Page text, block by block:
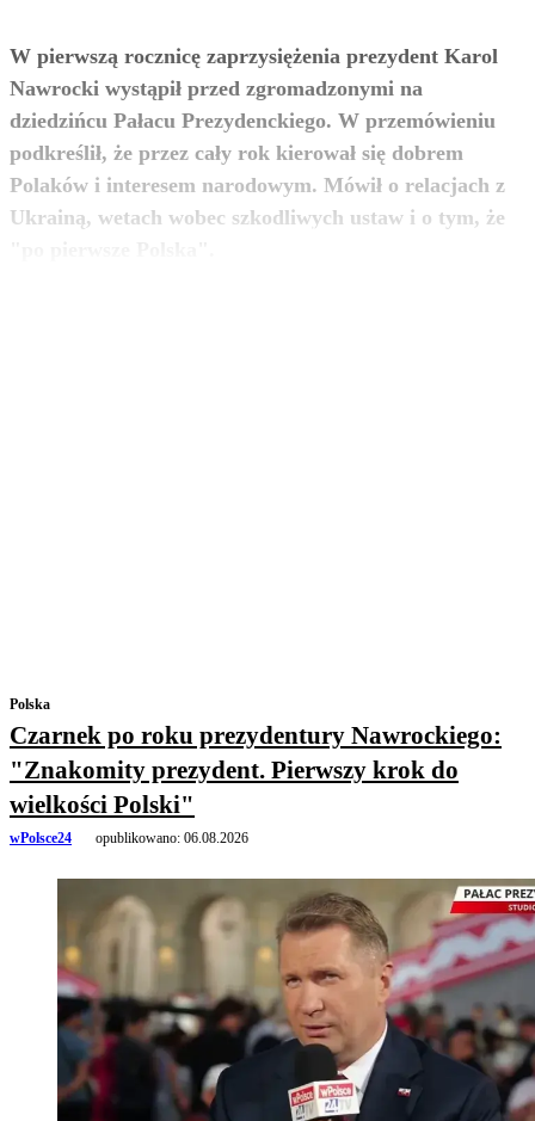
W pierwszą rocznicę zaprzysiężenia prezydent Karol
Nawrocki wystąpił przed zgromadzonymi na
dziedzińcu Pałacu Prezydenckiego. W przemówieniu
podkreślił, że przez cały rok kierował się dobrem
Polaków i interesem narodowym. Mówił o relacjach z
Ukrainą, wetach wobec szkodliwych ustaw i o tym, że
zobacz więcej
Polska
Czarnek po roku prezydentury Nawrockiego:
"Znakomity prezydent. Pierwszy krok do
wielkości Polski"
wPolsce24 opublikowano: 06.08.2026